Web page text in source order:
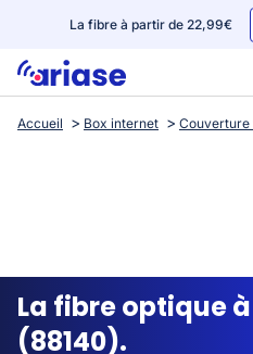
La fibre à partir de 22,99€
Box internet
Streaming
Accueil Box internet Couverture
La fibre optique
(88140).